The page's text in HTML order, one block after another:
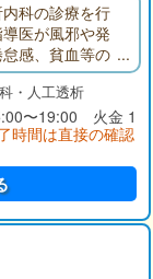
科の診療を行
医が風邪や発
感、貧血等の
ます。
・人工透析
〜19:00 火金 1
時間は直接の確認